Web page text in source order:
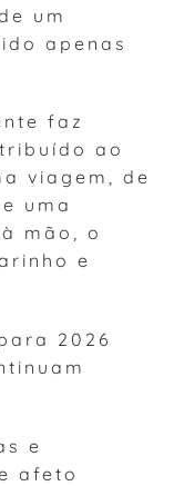
um
apenas
faz
ao
viagem, de
uma
mão, o
e
2026
e
afeto